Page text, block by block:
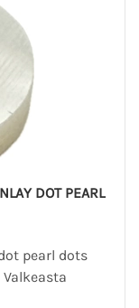
DOT PEARL
pearl dots